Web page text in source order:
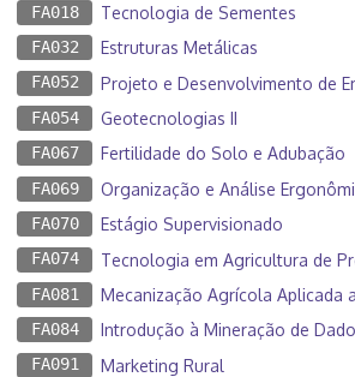
FA018 Tecnologia de Sementes
FA032 Estruturas Metálicas
FA052 Projeto e Desenvolvimento de
FA054 Geotecnologias II
FA067 Fertilidade do Solo e Adubação
FA069 Organização e Análise
FA070 Estágio Supervisionado
FA074 Tecnologia em Agricultura de
FA081 Mecanização Agrícola Aplicada
FA084 Introdução à Mineração de Dados:
FA091 Marketing Rural